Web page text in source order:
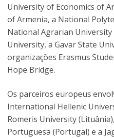
University of Economics of
of Armenia, a National
National Agrarian University
University, a Gavar State
organizações Erasmus
Hope Bridge.
Os parceiros europeus
International Hellenic
Romeris University
Portuguesa (Portugal) e a